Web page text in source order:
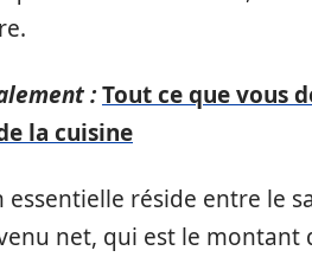
:Tout ce que vous
la cuisine
essentielle réside entre le
net, qui est le montant